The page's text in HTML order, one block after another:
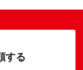
する